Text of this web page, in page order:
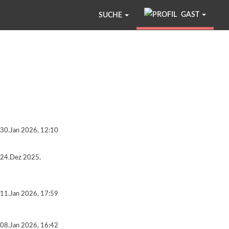
GAST
SUCHE
2026, 12:10
2025,
2026, 17:59
2026, 16:42